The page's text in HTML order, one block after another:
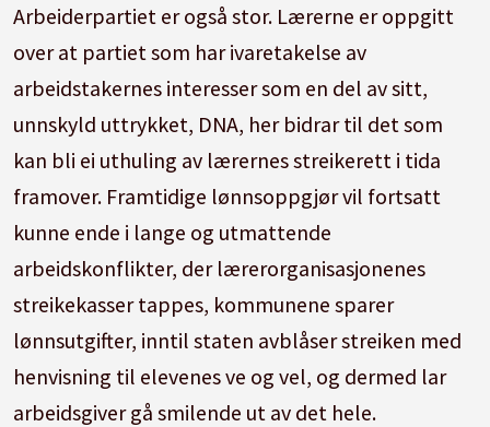
Arbeiderpartiet er også stor. Lærerne er oppgitt
over at partiet som har ivaretakelse av
arbeidstakernes interesser som en del av sitt,
unnskyld uttrykket, DNA, her bidrar til det som
kan bli ei uthuling av lærernes streikerett i tida
framover. Framtidige lønnsoppgjør vil fortsatt
kunne ende i lange og utmattende
arbeidskonflikter, der lærerorganisasjonenes
streikekasser tappes, kommunene sparer
lønnsutgifter, inntil staten avblåser streiken med
henvisning til elevenes ve og vel, og dermed lar
arbeidsgiver gå smilende ut av det hele.